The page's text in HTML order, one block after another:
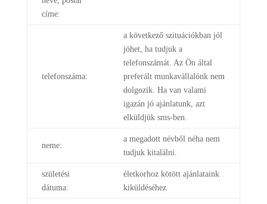
címe:
telefonszáma:
a következő szituációkban jól
jöhet, ha tudjuk a
telefonszámát. Az Ön által
preferált munkavállalónk nem
dolgozik. Ha van valami
igazán jó ajánlatunk, azt
elküldjük sms-ben.
neme:
a megadott névből néha nem
tudjuk kitalálni.
születési
dátuma:
életkorhoz kötött ajánlataink
kiküldéséhez